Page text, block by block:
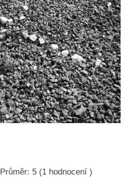
Průměr: 5 (1 hodnocení )